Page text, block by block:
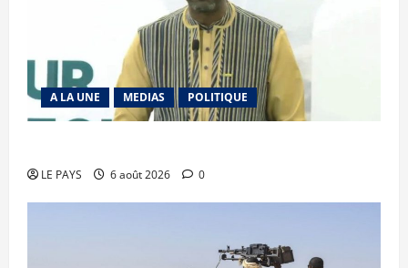
A LA UNE MEDIAS POLITIQUE
LE PAYS 6 août 2026 0